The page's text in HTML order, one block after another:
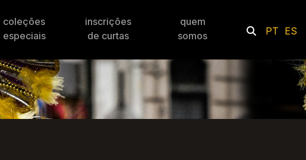
coleções
especiais
inscrições
de curtas
quem
somos
PT ES